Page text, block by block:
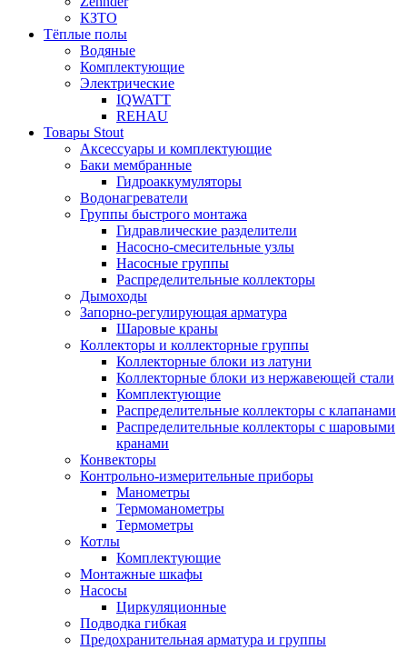
КЗТО
Тёплые полы
Водяные
Комплектующие
Электрические
IQWATT
REHAU
Товары Stout
Аксессуары и комплектующие
Баки мембранные
Гидроаккумуляторы
Водонагреватели
Группы быстрого монтажа
Гидравлические разделители
Насосно-смесительные узлы
Насосные группы
Распределительные коллекторы
Дымоходы
Запорно-регулирующая арматура
Шаровые краны
Коллекторы и коллекторные группы
Коллекторные блоки из латуни
Коллекторные блоки из нержавеющей стали
Комплектующие
Распределительные коллекторы с клапанами
Распределительные коллекторы с шаровыми
кранами
Конвекторы
Контрольно-измерительные приборы
Манометры
Термоманометры
Термометры
Котлы
Комплектующие
Монтажные шкафы
Насосы
Циркуляционные
Подводка гибкая
Предохранительная арматура и группы